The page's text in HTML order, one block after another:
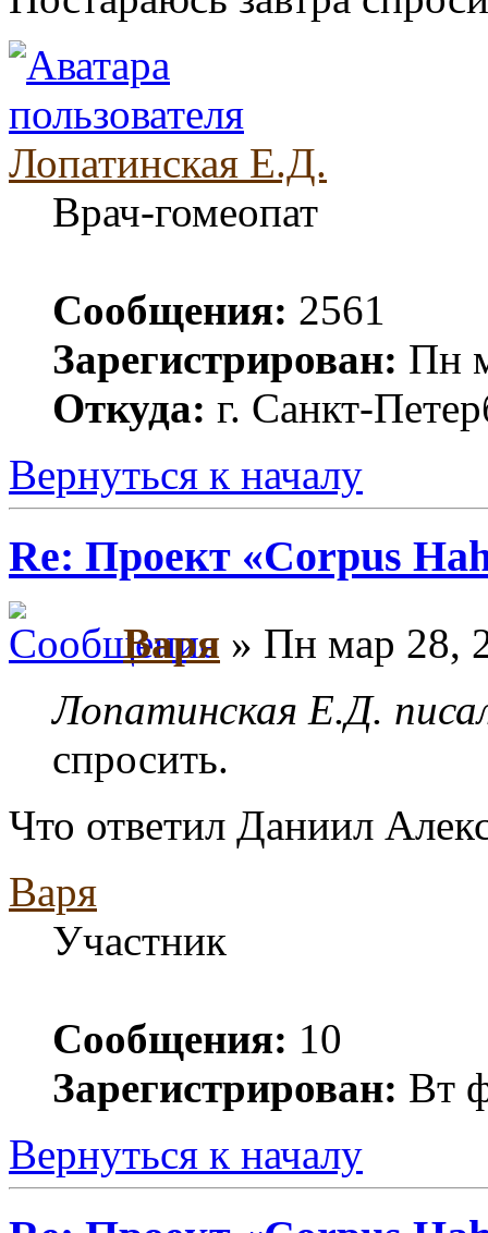
Лопатинская Е.Д.
Врач-гомеопат
Сообщения: 2561
Зарегистрирован: Пн
Откуда: г. Санкт-
Вернуться к началу
Re: Проект «Corpus
Варя » Пн мар 28,
Лопатинская Е.Д.
спросить.
Что ответил Даниил
Варя
Участник
Сообщения: 10
Зарегистрирован: Вт
Вернуться к началу